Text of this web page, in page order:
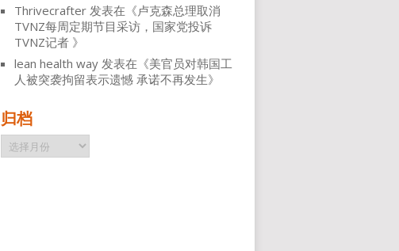
Thrivecrafter 发表在《卢克森总理取消
TVNZ每周定期节目采访，国家党投诉
TVNZ记者 》
lean health way 发表在《美官员对韩国工
人被突袭拘留表示遗憾 承诺不再发生》
归档
归
档